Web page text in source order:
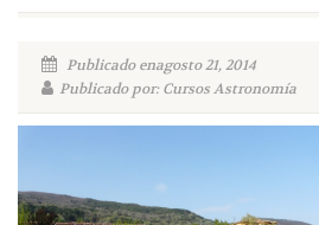
Publicado enagosto 21, 2014
Publicado por: Cursos Astronomía